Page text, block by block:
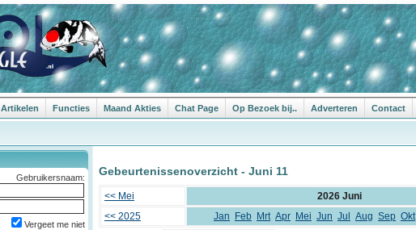
Artikelen Functies Maand Akties Chat Page Op Bezoek bij.. Adverteren Contact
Gebruikersnaam:
Vergeet me niet
Gebeurtenissenoverzicht - Juni 11
<< Mei 2026 Juni
<< 2025
Jan Feb Mrt Apr Mei Jun Jul Aug Sep Okt